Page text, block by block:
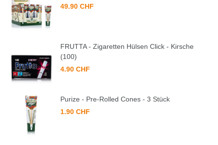
49.90 CHF
FRUTTA - Zigaretten Hülsen Click - Kirsche
(100)
4.90 CHF
Purize - Pre-Rolled Cones - 3 Stück
1.90 CHF